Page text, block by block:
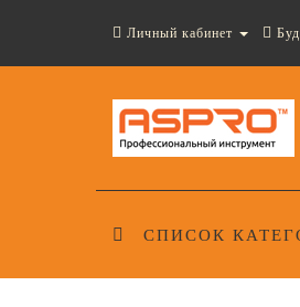
Личный кабинет
СПИСОК